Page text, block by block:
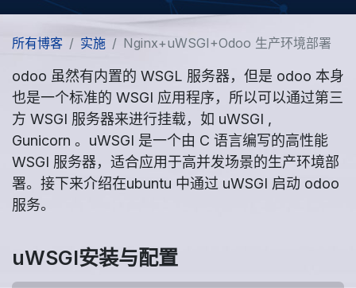
所有博客 实施 Nginx+uWSGI+Odoo 生产环境部署
odoo 虽然有内置的 WSGL 服务器，但是 odoo 本身
也是一个标准的 WSGI 应用程序，所以可以通过第三
方 WSGI 服务器来进行挂载，如 uWSGI ,
Gunicorn 。uWSGI 是一个由 C 语言编写的高性能
WSGI 服务器，适合应用于高并发场景的生产环境部
署。接下来介绍在ubuntu 中通过 uWSGI 启动 odoo
服务。
uWSGI安装与配置